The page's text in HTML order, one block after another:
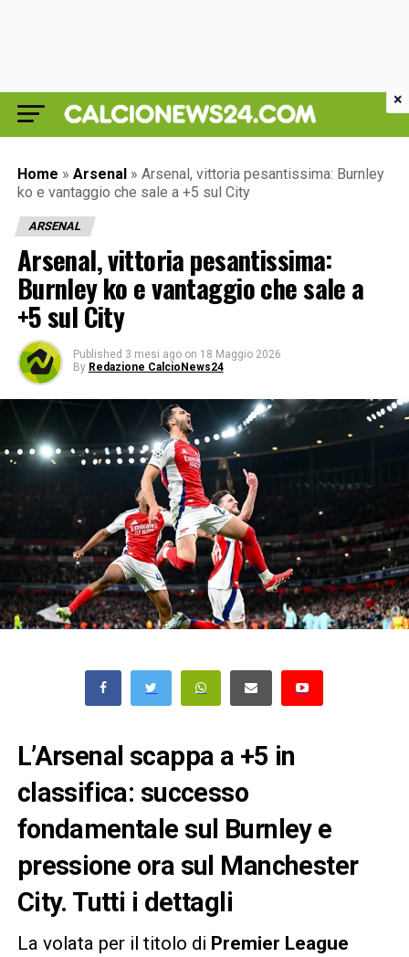
Home » Arsenal » Arsenal, vittoria pesantissima: Burnley
ko e vantaggio che sale a +5 sul City
ARSENAL
Arsenal, vittoria pesantissima:
Burnley ko e vantaggio che sale a
+5 sul City
Published 3 mesi ago on 18 Maggio 2026
By Redazione CalcioNews24
L’Arsenal scappa a +5 in
classifica: successo
fondamentale sul Burnley e
pressione ora sul Manchester
City. Tutti i dettagli
La volata per il titolo di Premier League
×